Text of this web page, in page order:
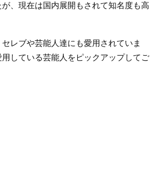
、現在は国内展開もされて知名度も高
レブや芸能人達にも愛用されていま
している芸能人をピックアップしてご